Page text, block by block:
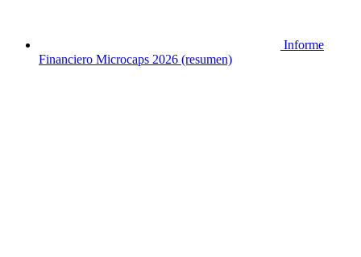
Informe
Financiero Microcaps 2026 (resumen)